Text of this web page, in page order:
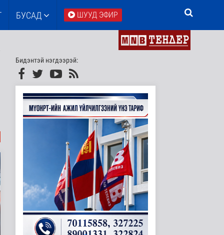
БУСАД ШУУД ЭФИР
Бидэнтэй нэгдээрэй: